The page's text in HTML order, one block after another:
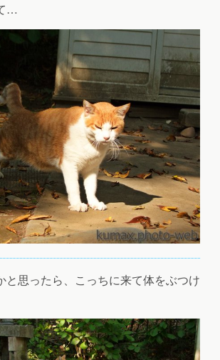
…
と思ったら、こっちに来て体をぶつけ